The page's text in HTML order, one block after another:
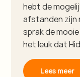
hebt de
afstanden zijn
sprak de
het leuk dat
Lees meer